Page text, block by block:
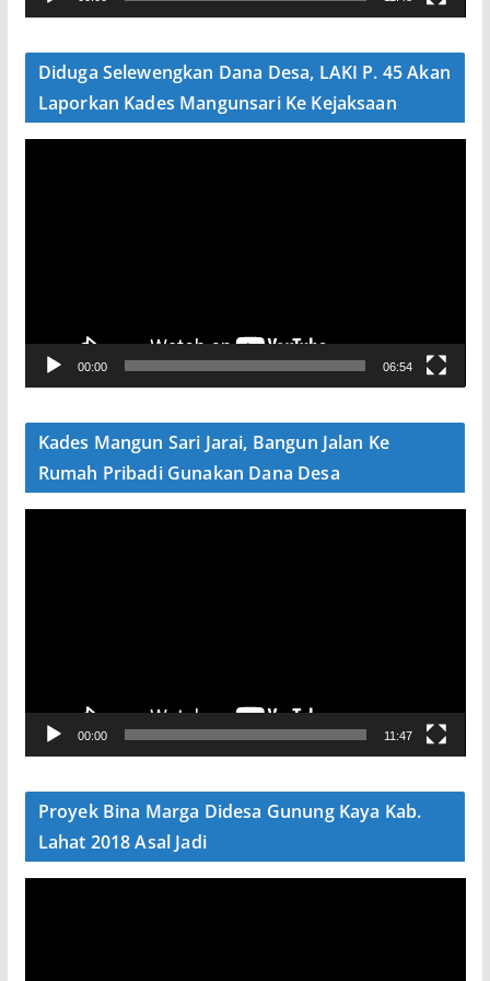
e
Diduga Selewengkan Dana Desa, LAKI P. 45 Akan
Laporkan Kades Mangunsari Ke Kejaksaan
V
e
00:00 06:54
Kades Mangun Sari Jarai, Bangun Jalan Ke
Rumah Pribadi Gunakan Dana Desa
V
e
00:00 11:47
Proyek Bina Marga Didesa Gunung Kaya Kab.
Lahat 2018 Asal Jadi